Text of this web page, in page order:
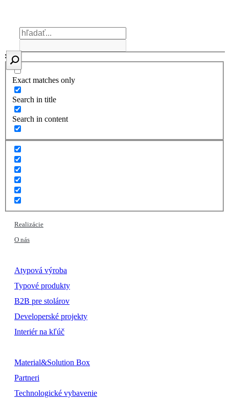
Exact matches only
Search in title
Search in content
Realizácie
O nás
Atypová výroba
Typové produkty
B2B pre stolárov
Developerské projekty
Interiér na kľúč
Material&Solution Box
Partneri
Technologické vybavenie